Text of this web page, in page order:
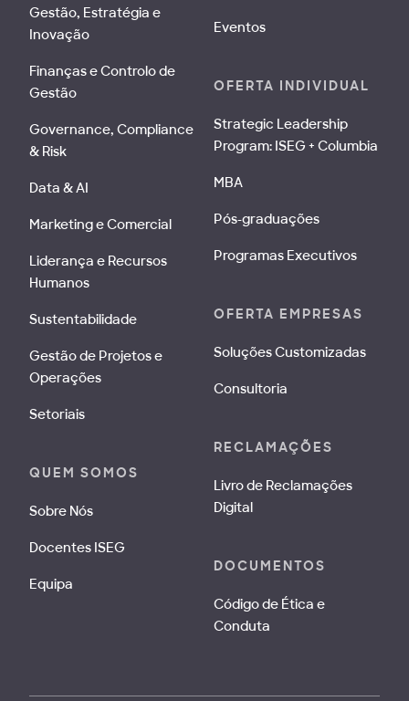
Gestão, Estratégia e
Inovação
Finanças e Controlo de
Gestão
Governance, Compliance
& Risk
Data & AI
Marketing e Comercial
Liderança e Recursos
Humanos
Sustentabilidade
Gestão de Projetos e
Operações
Setoriais
QUEM SOMOS
Sobre Nós
Docentes ISEG
Equipa
Eventos
OFERTA INDIVIDUAL
Strategic Leadership
Program: ISEG + Columbia
MBA
Pós-graduações
Programas Executivos
OFERTA EMPRESAS
Soluções Customizadas
Consultoria
RECLAMAÇÕES
Livro de Reclamações
Digital
DOCUMENTOS
Código de Ética e
Conduta